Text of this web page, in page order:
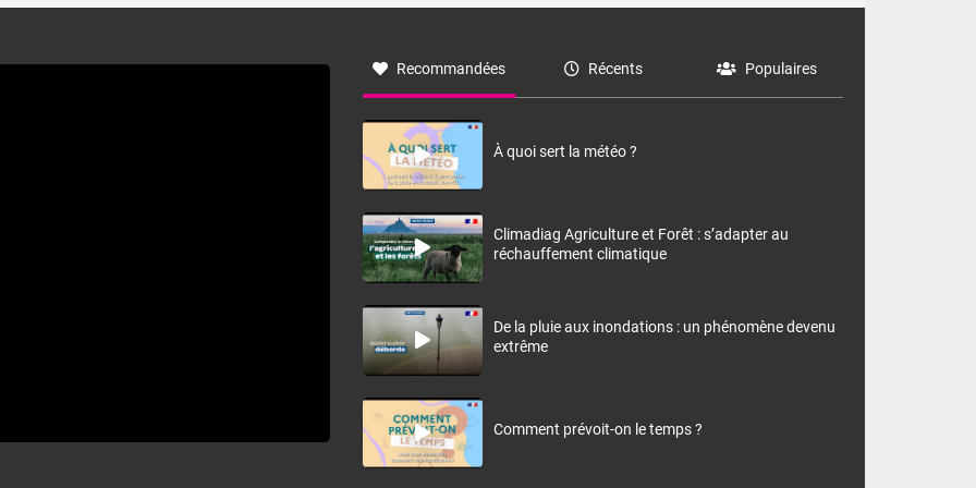
à nord-ouest, dans un secteur qui part du Roussillon à la
monts, en allusion aux régions montagneuses d’où
Recommandées Récents Populaires
À quoi sert la météo ?
Climadiag Agriculture et Forêt : s’adapter au
réchauffement climatique
De la pluie aux inondations : un phénomène devenu
extrême
Comment prévoit-on le temps ?